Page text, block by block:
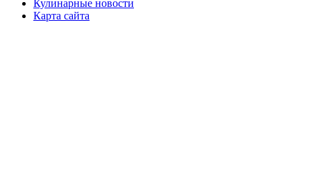
Кулинарные новости
Карта сайта